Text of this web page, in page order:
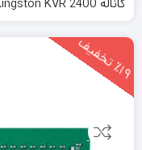
کاناله 2400 Kingston KVR
٪1
9
ت
خ
ف
یف